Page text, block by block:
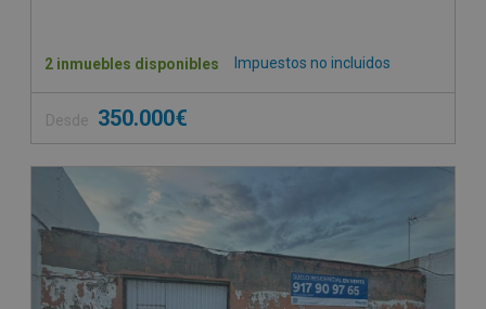
Impuestos no incluidos
2 inmuebles disponibles
Desde 350.000€